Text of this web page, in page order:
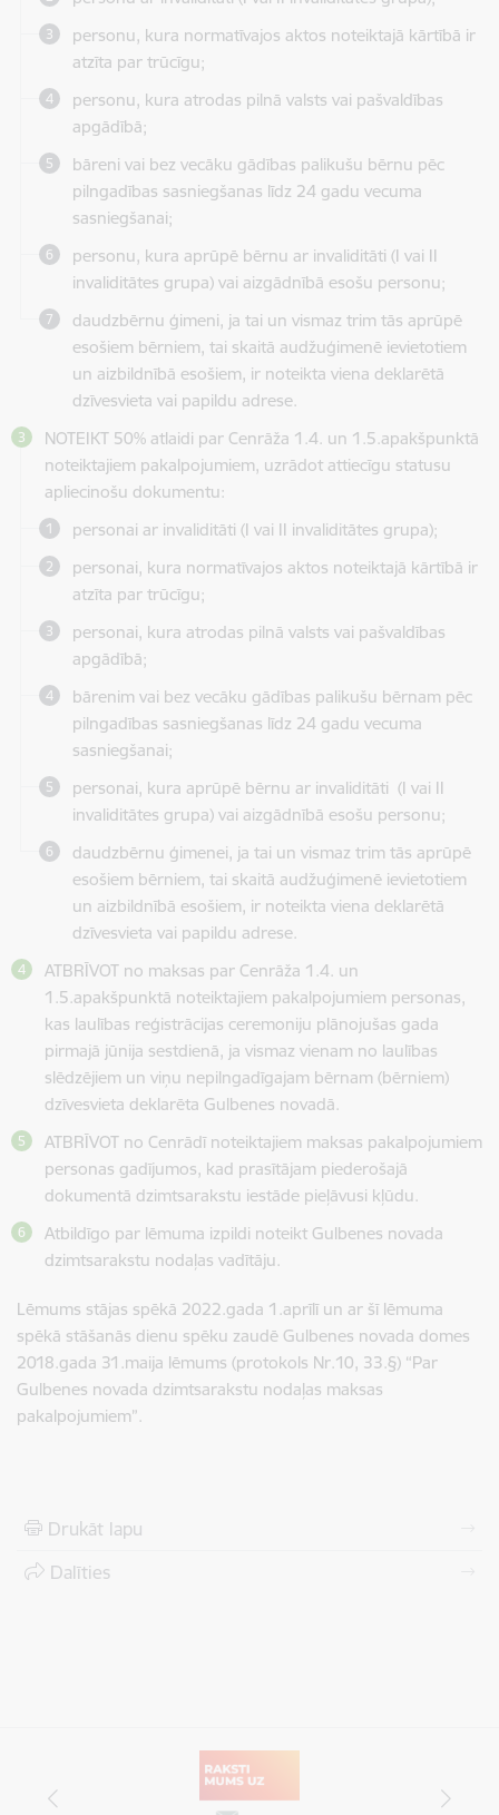
personu, kura normatīvajos aktos noteiktajā kārtībā ir
atzīta par trūcīgu;
personu, kura atrodas pilnā valsts vai pašvaldības
apgādībā;
bāreni vai bez vecāku gādības palikušu bērnu pēc
pilngadības sasniegšanas līdz 24 gadu vecuma
sasniegšanai;
personu, kura aprūpē bērnu ar invaliditāti (I vai II
invaliditātes grupa) vai aizgādnībā esošu personu;
daudzbērnu ģimeni, ja tai un vismaz trim tās aprūpē
esošiem bērniem, tai skaitā audžuģimenē ievietotiem
un aizbildnībā esošiem, ir noteikta viena deklarētā
dzīvesvieta vai papildu adrese.
NOTEIKT 50% atlaidi par Cenrāža 1.4. un 1.5.apakšpunktā
noteiktajiem pakalpojumiem, uzrādot attiecīgu statusu
apliecinošu dokumentu:
personai ar invaliditāti (I vai II invaliditātes grupa);
personai, kura normatīvajos aktos noteiktajā kārtībā ir
atzīta par trūcīgu;
personai, kura atrodas pilnā valsts vai pašvaldības
apgādībā;
bārenim vai bez vecāku gādības palikušu bērnam pēc
pilngadības sasniegšanas līdz 24 gadu vecuma
sasniegšanai;
personai, kura aprūpē bērnu ar invaliditāti (I vai II
invaliditātes grupa) vai aizgādnībā esošu personu;
daudzbērnu ģimenei, ja tai un vismaz trim tās aprūpē
esošiem bērniem, tai skaitā audžuģimenē ievietotiem
un aizbildnībā esošiem, ir noteikta viena deklarētā
dzīvesvieta vai papildu adrese.
ATBRĪVOT no maksas par Cenrāža 1.4. un
1.5.apakšpunktā noteiktajiem pakalpojumiem personas,
kas laulības reģistrācijas ceremoniju plānojušas gada
pirmajā jūnija sestdienā, ja vismaz vienam no laulības
slēdzējiem un viņu nepilngadīgajam bērnam (bērniem)
dzīvesvieta deklarēta Gulbenes novadā.
ATBRĪVOT no Cenrādī noteiktajiem maksas pakalpojumiem
personas gadījumos, kad prasītājam piederošajā
dokumentā dzimtsarakstu iestāde pieļāvusi kļūdu.
Atbildīgo par lēmuma izpildi noteikt Gulbenes novada
dzimtsarakstu nodaļas vadītāju.
Lēmums stājas spēkā 2022.gada 1.aprīlī un ar šī lēmuma
spēkā stāšanās dienu spēku zaudē Gulbenes novada domes
2018.gada 31.maija lēmums (protokols Nr.10, 33.§) “Par
Gulbenes novada dzimtsarakstu nodaļas maksas
pakalpojumiem”.
Drukāt lapu
Dalīties